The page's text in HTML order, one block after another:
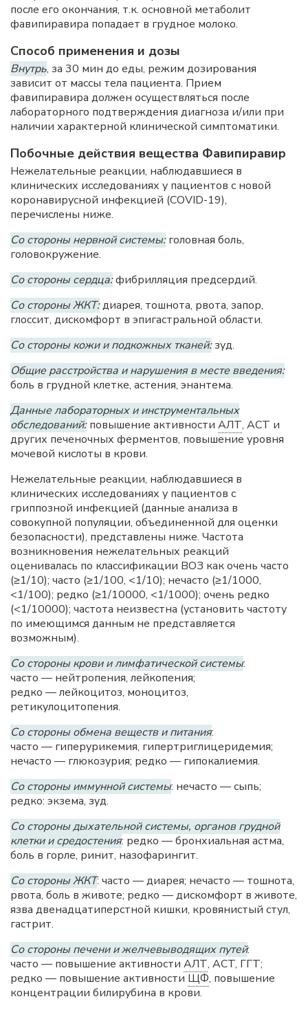
после его окончания, т.к. основной метаболит
фавипиравира попадает в грудное молоко.
Способ применения и дозы
Внутрь, за 30 мин до еды, режим дозирования
зависит от массы тела пациента. Прием
фавипиравира должен осуществляться после
лабораторного подтверждения диагноза и/или при
наличии характерной клинической симптоматики.
Побочные действия вещества Фавипиравир
Нежелательные реакции, наблюдавшиеся в
клинических исследованиях у пациентов с новой
коронавирусной инфекцией (COVID-19),
перечислены ниже.
Со стороны нервной системы:головная боль,
головокружение.
Со стороны сердца:фибрилляция предсердий.
Со стороны ЖКТ:диарея, тошнота, рвота, запор,
глоссит, дискомфорт в эпигастральной области.
Со стороны кожи и подкожных тканей:зуд.
Общие расстройства и нарушения в месте введения:
боль в грудной клетке, астения, энантема.
Данные лабораторных и инструментальных
обследований:повышение активности АЛТ, ACT и
других печеночных ферментов, повышение уровня
мочевой кислоты в крови.
Нежелательные реакции, наблюдавшиеся в
клинических исследованиях у пациентов с
гриппозной инфекцией (данные анализа в
совокупной популяции, объединенной для оценки
безопасности), представлены ниже. Частота
возникновения нежелательных реакций
оценивалась по классификации ВОЗ как очень часто
(≥1/10); часто (≥1/100, <1/10); нечасто (≥1/1000,
<1/100); редко (≥1/10000, <1/1000); очень редко
(<1/10000); частота неизвестна (установить частоту
по имеющимся данным не представляется
возможным).
Со стороны крови и лимфатической системы:
часто — нейтропения, лейкопения;
редко — лейкоцитоз, моноцитоз,
ретикулоцитопения.
Со стороны обмена веществ и питания:
часто — гиперурикемия, гипертриглицеридемия;
нечасто — глюкозурия; редко — гипокалиемия.
Со стороны иммунной системы: нечасто — сыпь;
редко: экзема, зуд.
Со стороны дыхательной системы, органов грудной
клетки и средостения: редко — бронхиальная астма,
боль в горле, ринит, назофарингит.
Со стороны ЖКТ: часто — диарея; нечасто — тошнота,
рвота, боль в животе; редко — дискомфорт в животе,
язва двенадцатиперстной кишки, кровянистый стул,
гастрит.
Со стороны печени и желчевыводящих путей:
часто — повышение активности АЛТ, ACT, ГГТ;
редко — повышение активности ЩФ, повышение
концентрации билирубина в крови.